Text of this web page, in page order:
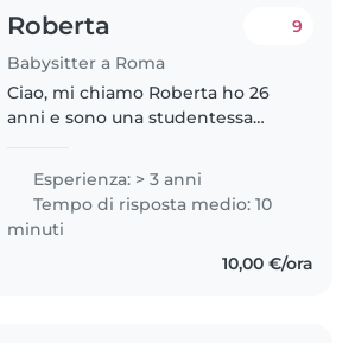
Roberta
Babysitter a Roma
9
Ciao, mi chiamo Roberta ho 26
anni e sono una studentessa
diplomata al liceo scientifico. Ho
già avuto esperienza come
babysitter con bambini del nido..
Esperienza: > 3 anni
Tempo di risposta medio: 10
minuti
10,00 €/ora